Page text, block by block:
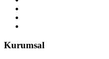
Kurumsal